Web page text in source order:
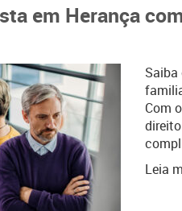
em Herança
Com
Leia